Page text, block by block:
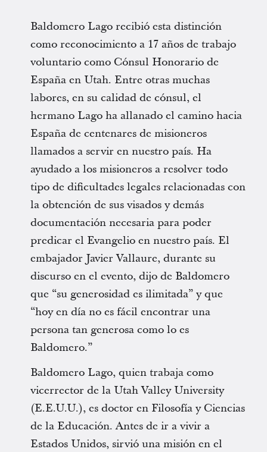
Baldomero Lago recibió esta distinción
como reconocimiento a 17 años de trabajo
voluntario como Cónsul Honorario de
España en Utah. Entre otras muchas
labores, en su calidad de cónsul, el
hermano Lago ha allanado el camino hacia
España de centenares de misioneros
llamados a servir en nuestro país. Ha
ayudado a los misioneros a resolver todo
tipo de dificultades legales relacionadas con
la obtención de sus visados y demás
documentación necesaria para poder
predicar el Evangelio en nuestro país. El
embajador Javier Vallaure, durante su
discurso en el evento, dijo de Baldomero
que “su generosidad es ilimitada” y que
“hoy en día no es fácil encontrar una
persona tan generosa como lo es
Baldomero.”
Baldomero Lago, quien trabaja como
vicerrector de la Utah Valley University
(E.E.U.U.), es doctor en Filosofía y Ciencias
de la Educación. Antes de ir a vivir a
Estados Unidos, sirvió una misión en el